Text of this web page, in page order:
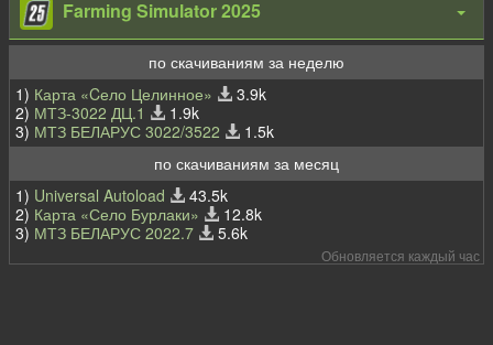
Farming Simulator 2025
по скачиваниям за неделю
1) Карта «Cело Целинное»
3.9k
2) МТЗ-3022 ДЦ.1
1.9k
3) МТЗ БЕЛАРУС 3022/3522
1.5k
по скачиваниям за месяц
1) Universal Autoload
43.5k
2) Карта «Село Бурлаки»
12.8k
3) МТЗ БЕЛАРУС 2022.7 5.6k
Обновляется каждый час